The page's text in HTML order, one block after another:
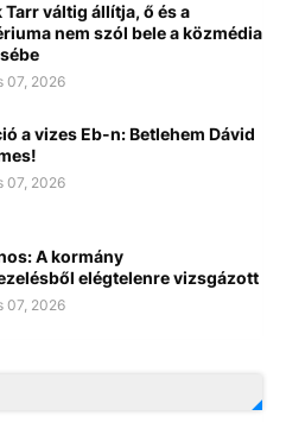
Tarr váltig állítja, ő és a
nem szól bele a közmédia
07, 2026
a vizes Eb-n: Betlehem Dávid
07, 2026
A kormány
elégtelenre vizsgázott
07, 2026